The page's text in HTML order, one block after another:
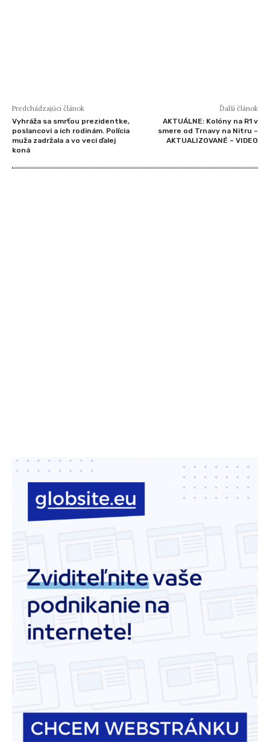
Predchádzajúci článok
Vyhráža sa smrťou prezidentke,
poslancovi a ich rodinám. Polícia
muža zadržala a vo veci ďalej
koná
Ďalší článok
AKTUÁLNE: Kolóny na R1 v
smere od Trnavy na Nitru –
AKTUALIZOVANÉ – VIDEO